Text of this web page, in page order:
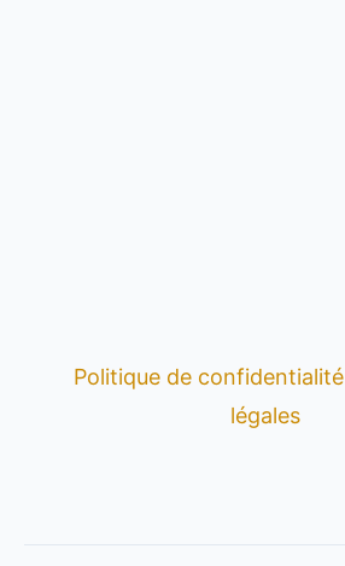
Politique de confidentialité
légales